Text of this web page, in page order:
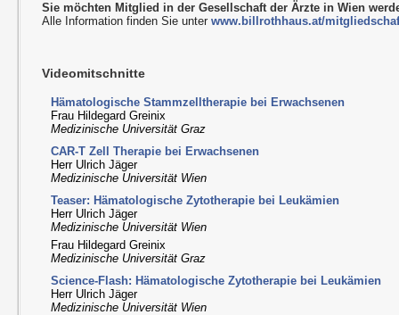
Sie möchten Mitglied in der Gesellschaft der Ärzte in Wien
Alle Information finden Sie unterwww.billrothhaus.at/
Videomitschnitte
Hämatologische Stammzelltherapie bei Erwachsenen
Frau Hildegard Greinix
Medizinische Universität Graz
CAR-T Zell Therapie bei Erwachsenen
Herr Ulrich Jäger
Medizinische Universität Wien
Teaser: Hämatologische Zytotherapie bei Leukämien
Herr Ulrich Jäger
Medizinische Universität Wien
Frau Hildegard Greinix
Medizinische Universität Graz
Science-Flash: Hämatologische Zytotherapie bei Leukämien
Herr Ulrich Jäger
Medizinische Universität Wien